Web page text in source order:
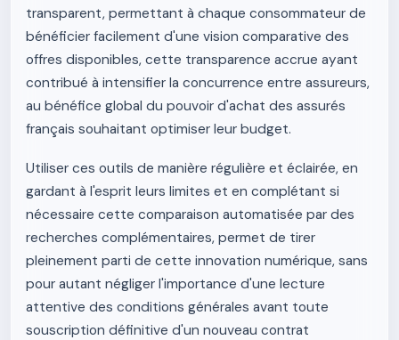
transparent, permettant à chaque consommateur de
bénéficier facilement d'une vision comparative des
offres disponibles, cette transparence accrue ayant
contribué à intensifier la concurrence entre assureurs,
au bénéfice global du pouvoir d'achat des assurés
français souhaitant optimiser leur budget.
Utiliser ces outils de manière régulière et éclairée, en
gardant à l'esprit leurs limites et en complétant si
nécessaire cette comparaison automatisée par des
recherches complémentaires, permet de tirer
pleinement parti de cette innovation numérique, sans
pour autant négliger l'importance d'une lecture
attentive des conditions générales avant toute
souscription définitive d'un nouveau contrat